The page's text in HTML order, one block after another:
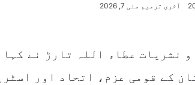
آخری ترمیم مئی 7, 2026
و نشریات عطاء اللہ تارڑ نے
کے قومی عزم، اتحاد اور